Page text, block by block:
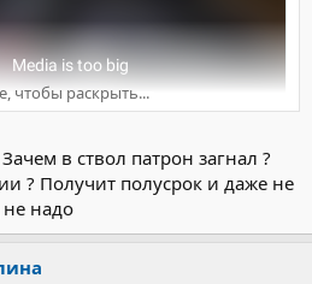
чтобы раскрыть...
в ствол патрон загнал ?
? Получит полусрок и даже не
не надо